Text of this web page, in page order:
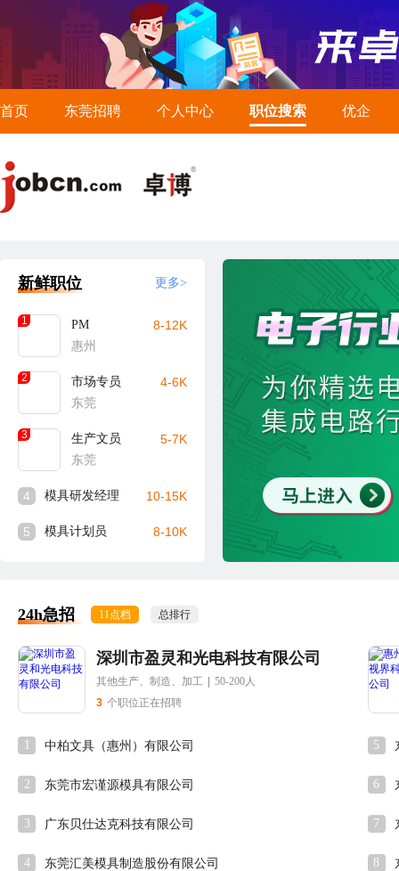
首页 东莞招聘 个人中心 职位搜索 优企
新鲜职位 更多>
1
PM
惠州
8-12K
2
市场专员
东莞
4-6K
3
生产文员
东莞
5-7K
4 模具研发经理 10-15K
5 模具计划员 8-10K
24h急招 11点档 总排行
深圳市盈灵和光电科技有限公司
其他生产、制造、加工
50-200人
3 个职位正在招聘
1 中柏文具（惠州）有限公司
2 东莞市宏谨源模具有限公司
3 广东贝仕达克科技有限公司
4 东莞汇美模具制造股份有限公司
5
6
7
8